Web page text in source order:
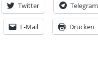
Twitter Telegram
E-Mail Drucken